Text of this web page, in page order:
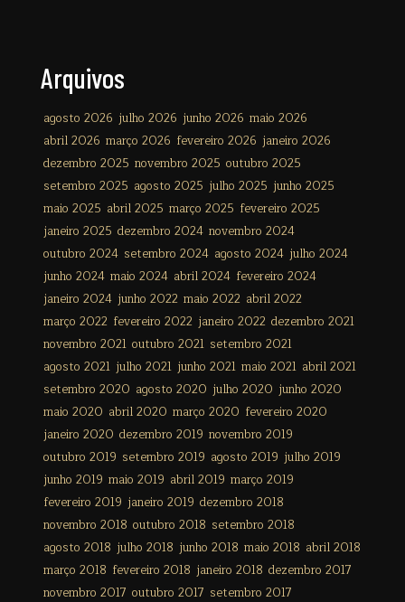
Arquivos
agosto 2026 julho 2026 junho 2026 maio 2026
abril 2026 março 2026 fevereiro 2026 janeiro 2026
dezembro 2025 novembro 2025 outubro 2025
setembro 2025 agosto 2025 julho 2025 junho 2025
maio 2025 abril 2025 março 2025 fevereiro 2025
janeiro 2025 dezembro 2024 novembro 2024
outubro 2024 setembro 2024 agosto 2024 julho 2024
junho 2024 maio 2024 abril 2024 fevereiro 2024
janeiro 2024 junho 2022 maio 2022 abril 2022
março 2022 fevereiro 2022 janeiro 2022 dezembro 2021
novembro 2021 outubro 2021 setembro 2021
agosto 2021 julho 2021 junho 2021 maio 2021 abril 2021
setembro 2020 agosto 2020 julho 2020 junho 2020
maio 2020 abril 2020 março 2020 fevereiro 2020
janeiro 2020 dezembro 2019 novembro 2019
outubro 2019 setembro 2019 agosto 2019 julho 2019
junho 2019 maio 2019 abril 2019 março 2019
fevereiro 2019 janeiro 2019 dezembro 2018
novembro 2018 outubro 2018 setembro 2018
agosto 2018 julho 2018 junho 2018 maio 2018 abril 2018
março 2018 fevereiro 2018 janeiro 2018 dezembro 2017
novembro 2017 outubro 2017 setembro 2017